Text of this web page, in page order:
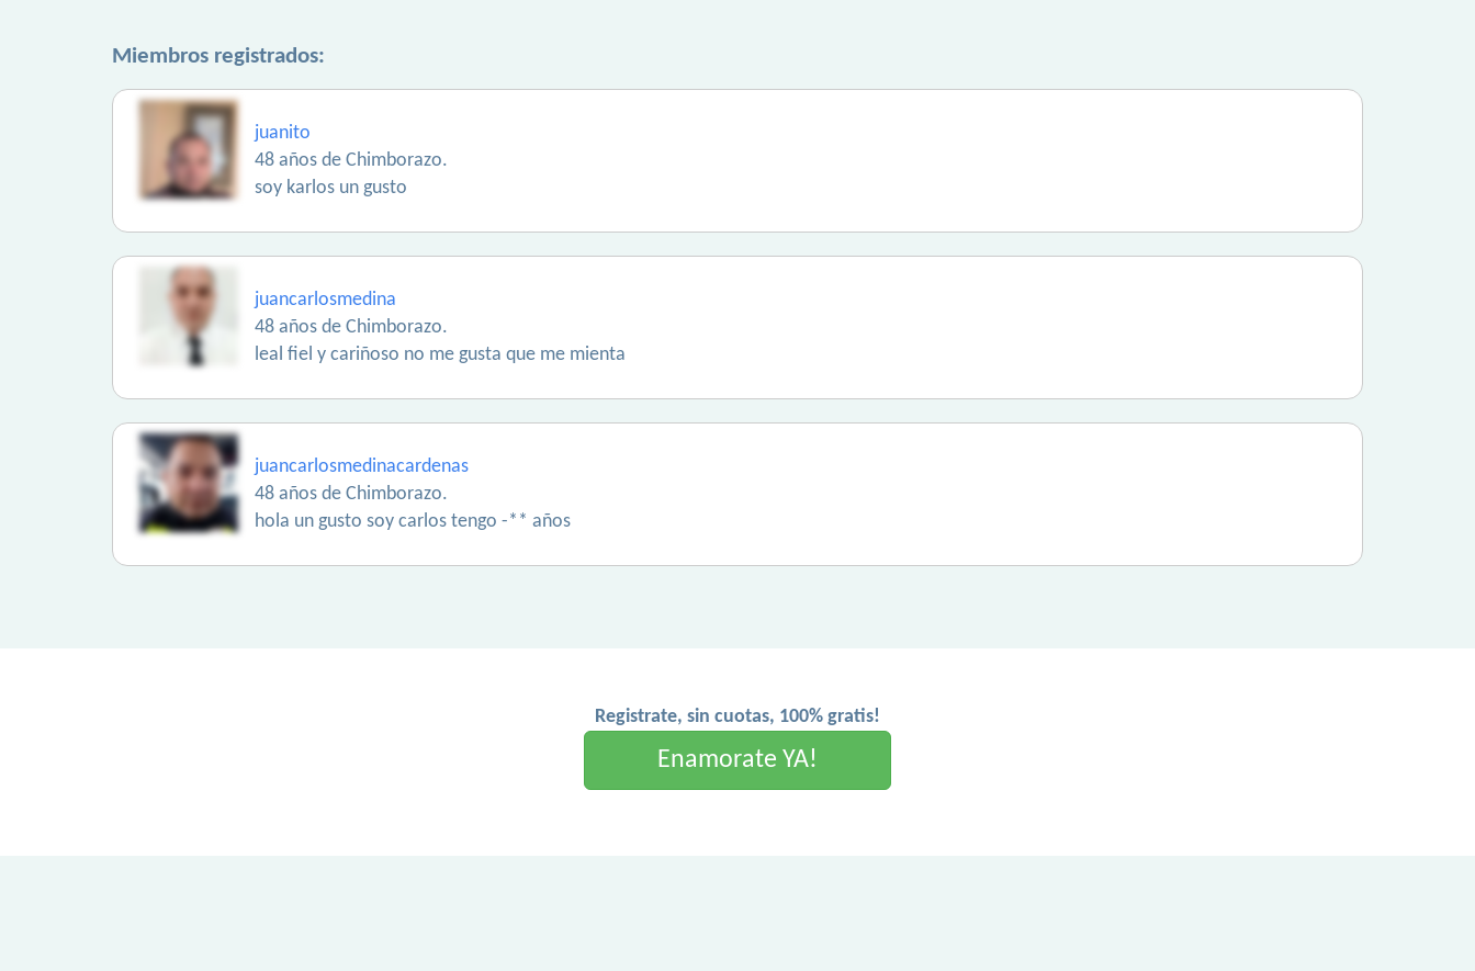
Miembros registrados:
juanito
48 años de Chimborazo.
soy karlos un gusto
juancarlosmedina
48 años de Chimborazo.
leal fiel y cariñoso no me gusta que me mienta
juancarlosmedinacardenas
48 años de Chimborazo.
hola un gusto soy carlos tengo -** años
Registrate, sin cuotas, 100% gratis!
Enamorate YA!